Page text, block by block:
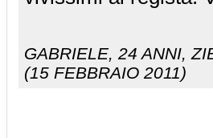
GABRIELE, 24 ANNI,
(15 FEBBRAIO 2011)